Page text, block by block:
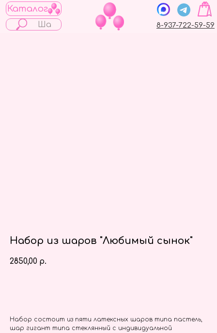
Каталог
8-937-722-59-59
Набор из шаров "Любимый сынок"
2850,00 р.
Набор состоит из пяти латексных шаров типа пастель,
шар гигант типа стеклянный с индивидуальной